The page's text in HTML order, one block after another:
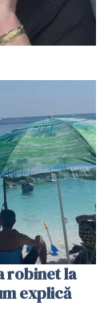
robinet la
explică